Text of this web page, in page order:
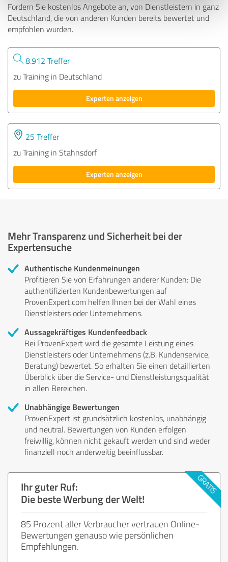
Fordern Sie kostenlos Angebote an, von Dienstleistern in ganz
Deutschland, die von anderen Kunden bereits bewertet und
empfohlen wurden.
8.912 Treffer
zu Training in Deutschland
Experten anzeigen
25 Treffer
zu Training in Stahnsdorf
Experten anzeigen
Mehr Transparenz und Sicherheit bei der
Expertensuche
Authentische Kundenmeinungen
Profitieren Sie von Erfahrungen anderer Kunden: Die
authentifizierten Kundenbewertungen auf
ProvenExpert.com helfen Ihnen bei der Wahl eines
Dienstleisters oder Unternehmens.
Aussagekräftiges Kundenfeedback
Bei ProvenExpert wird die gesamte Leistung eines
Dienstleisters oder Unternehmens (z.B. Kundenservice,
Beratung) bewertet. So erhalten Sie einen detaillierten
Überblick über die Service- und Dienstleistungsqualität
in allen Bereichen.
Unabhängige Bewertungen
ProvenExpert ist grundsätzlich kostenlos, unabhängig
und neutral. Bewertungen von Kunden erfolgen
freiwillig, können nicht gekauft werden und sind weder
finanziell noch anderweitig beeinflussbar.
Ihr guter Ruf:
Die beste Werbung der Welt!
85 Prozent aller Verbraucher vertrauen Online-
Bewertungen genauso wie persönlichen
Empfehlungen.